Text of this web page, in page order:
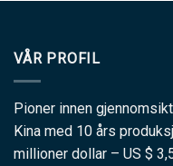
VÅR PROFIL
Pioner innen
Kina med 10 års
millioner dollar – US $